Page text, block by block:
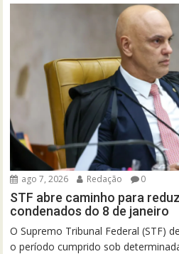
ago 7, 2026 Redação 0
STF abre caminho para
condenados do 8 de janeiro
O Supremo Tribunal Federal (STF)
o período cumprido sob